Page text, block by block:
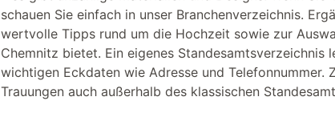
schauen Sie einfach in unser Branchenverzeichnis.
wertvolle Tipps rund um die Hochzeit sowie zur
Chemnitz bietet. Ein eigenes
wichtigen Eckdaten wie Adresse und
Trauungen auch außerhalb des klassischen